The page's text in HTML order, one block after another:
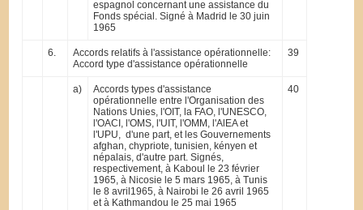
espagnol concernant une assistance du
Fonds spécial. Signé à Madrid le 30 juin
1965
6.
Accords relatifs à l'assistance opérationnelle:
Accord type d'assistance opérationnelle
39
a)
Accords types d'assistance
opérationnelle entre l'Organisation des
Nations Unies, l'OIT, la FAO, l'UNESCO,
l'OACI, l'OMS, l'UIT, l'OMM, l'AlEA et
l'UPU, d'une part, et les Gouvernements
afghan, chypriote, tunisien, kényen et
népalais, d'autre part. Signés,
respectivement, à Kaboul le 23 février
1965, à Nicosie le 5 mars 1965, à Tunis
le 8 avril1965, à Nairobi le 26 avril 1965
et à Kathmandou le 25 mai 1965
40